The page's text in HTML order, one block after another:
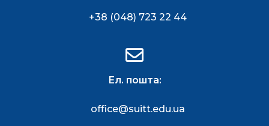
+38 (048) 723 22 44
Ел. пошта:
office@suitt.edu.ua